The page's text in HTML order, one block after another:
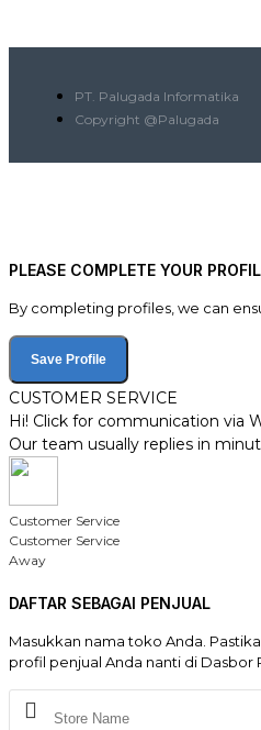
PT. Palugada Informatika
Copyright @Palugada
PLEASE COMPLETE YOUR
By completing profiles, we can
Save Profile
CUSTOMER SERVICE
Hi! Click for communication via
Our team usually replies in
Customer Service
Customer Service
Away
DAFTAR SEBAGAI PENJUAL
Masukkan nama toko Anda.
profil penjual Anda nanti di Dasbor